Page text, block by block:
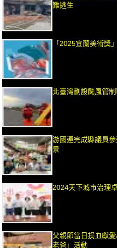
難逃生
「2025宜蘭美術獎
北臺灣劃設颱風管
游國連完成縣議員
景
2024天下城市治理
父親節當日捐血獻
老爸」活動